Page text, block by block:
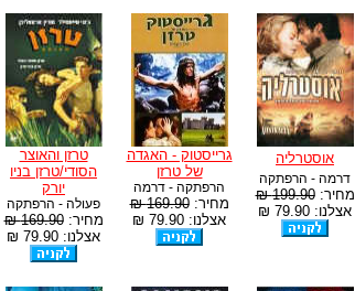
אוסטרליה
דרמה - הרפתקה
מחיר:199.90 ₪
אצלנו: 79.90 ₪
גרייסטוק - האגדה
של טרזן
הרפתקה - דרמה
מחיר:169.90 ₪
אצלנו: 79.90 ₪
טרזן והאוצר
הסודי/טרזן בניו
יורק
פעולה - הרפתקה
מחיר:169.90 ₪
אצלנו: 79.90 ₪